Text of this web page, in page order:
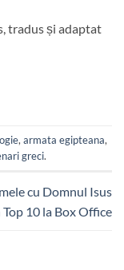
tradus și adaptat
, armata egipteana,
greci.
cu Domnul Isus
10 la Box Office